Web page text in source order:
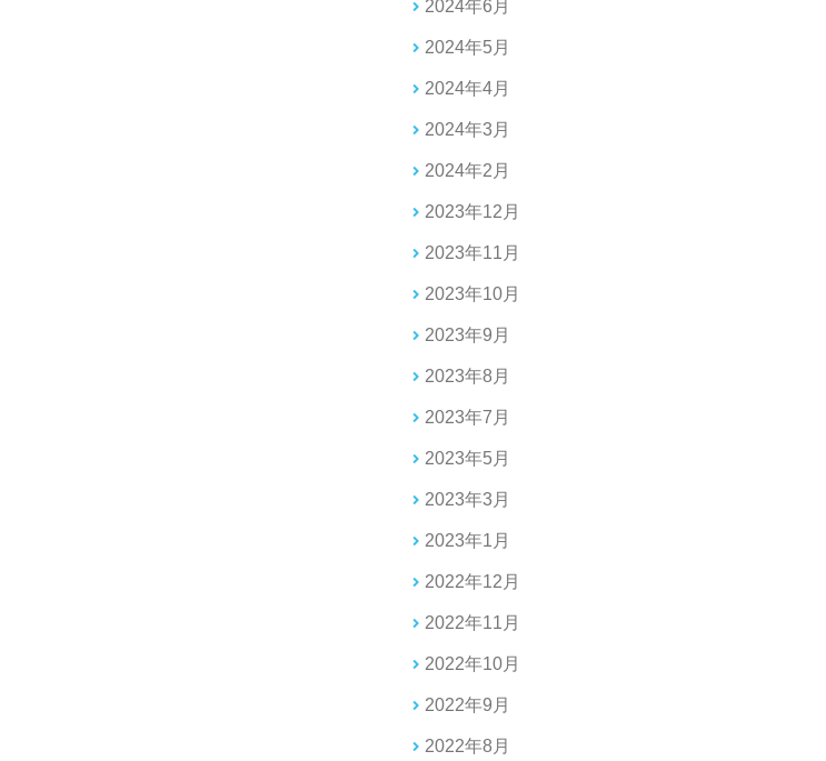
2024年6月
2024年5月
2024年4月
2024年3月
2024年2月
2023年12月
2023年11月
2023年10月
2023年9月
2023年8月
2023年7月
2023年5月
2023年3月
2023年1月
2022年12月
2022年11月
2022年10月
2022年9月
2022年8月